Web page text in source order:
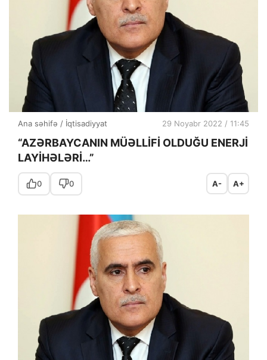
Ana səhifə / İqtisadiyyat 29 Noyabr 2022 / 11:45
“AZƏRBAYCANIN MÜƏLLİFİ OLDUĞU ENERJİ
LAYİHƏLƏRİ…”
0 0 A- A+